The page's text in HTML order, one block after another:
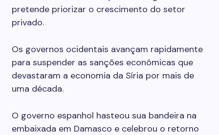
pretende priorizar o crescimento do setor
privado.
Os governos ocidentais avançam rapidamente
para suspender as sanções econômicas que
devastaram a economia da Síria por mais de
uma década.
O governo espanhol hasteou sua bandeira na
embaixada em Damasco e celebrou o retorno